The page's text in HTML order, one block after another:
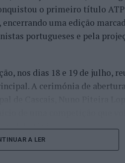
o primeiro título
uma edição
portugueses e pela
nos dias 18 e 19 de julho,
A cerimónia de
do ténis.
como Casper Ruud
A LER